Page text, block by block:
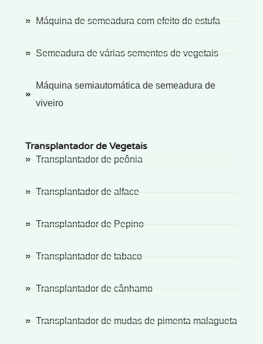
Máquina de semeadura com efeito de estufa
Semeadura de várias sementes de vegetais
Máquina semiautomática de semeadura de
viveiro
Transplantador de Vegetais
Transplantador de peônia
Transplantador de alface
Transplantador de Pepino
Transplantador de tabaco
Transplantador de cânhamo
Transplantador de mudas de pimenta malagueta